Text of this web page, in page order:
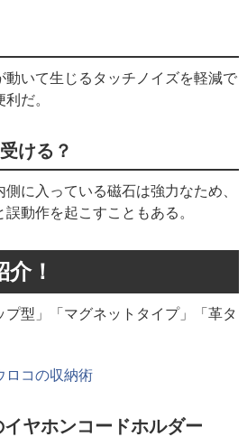
いて生じるタッチノイズを軽減で
だ。
ける？
に入っている磁石は強力なため、
動作を起こすこともある。
！
型」「マグネットタイプ」「革タ
ロコの収納術
ヤホンコードホルダー